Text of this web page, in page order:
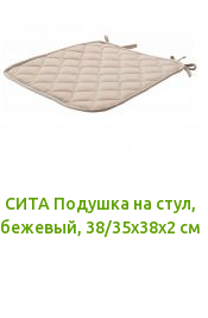
СИТА Подушка на стул,
бежевый, 38/35x38x2 см